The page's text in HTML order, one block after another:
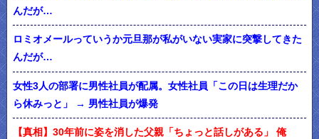
んだが…
ロミオメールっていうか元旦那が私がいない実家に突撃してきた
んだが…
女性3人の部署に男性社員が配属。女性社員「この日は生理だか
ら休みっと」 → 男性社員が爆発
【真相】30年前に姿を消した父親「ちょっと話しがある」 俺